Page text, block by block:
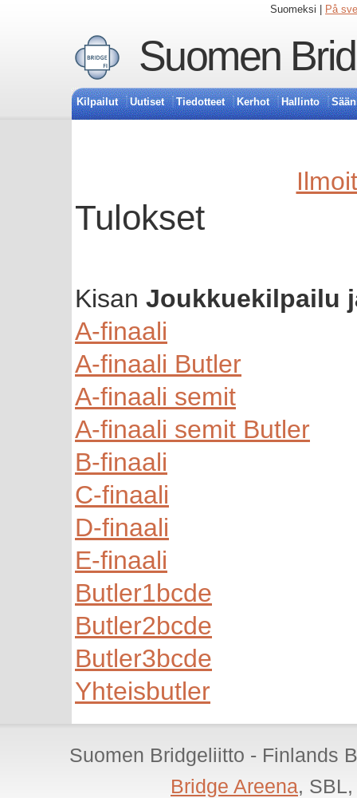
Suomeksi | På
Suomen
Kilpailut Uutiset Tiedotteet Kerhot Hallinto
Tulokset
Kisan Joukkuekilpailu
A-finaali
A-finaali Butler
A-finaali semit
A-finaali semit Butler
B-finaali
C-finaali
D-finaali
E-finaali
Butler1bcde
Butler2bcde
Butler3bcde
Yhteisbutler
Suomen Bridgeliitto - Finlands
Bridge Areena,